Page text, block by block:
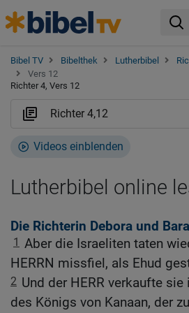
Bibel TV Bibelthek Lutherbibel
Vers 12
Richter 4, Vers 12
Videos einblenden
Lutherbibel online
Die Richterin Debora und
1 Aber die Israeliten taten
HERRN missfiel, als Ehud
2 Und der HERR verkaufte
des Königs von Kanaan, der